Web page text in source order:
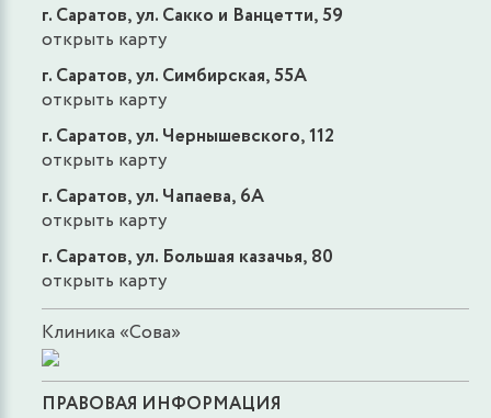
г. Саратов, ул. Сакко и Ванцетти, 59
открыть карту
г. Саратов, ул. Симбирская, 55А
открыть карту
г. Саратов, ул. Чернышевского, 112
открыть карту
г. Саратов, ул. Чапаева, 6А
открыть карту
г. Саратов, ул. Большая казачья, 80
открыть карту
Клиника «Сова»
ПРАВОВАЯ ИНФОРМАЦИЯ